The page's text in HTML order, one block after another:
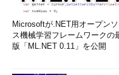
Microsoftが.NET用オープン
ス機械学習フレームワークの
版「ML.NET 0.11」を公開